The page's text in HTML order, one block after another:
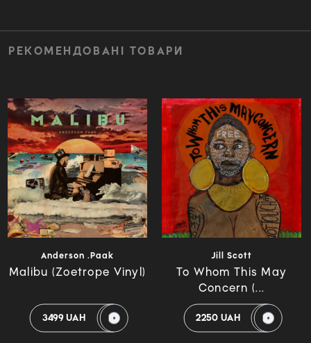
РЕКОМЕНДОВАНІ ТОВАРИ
Anderson .Paak
Malibu (Zoetrope Vinyl)
3499 UAH
Jill Scott
To Whom This May
Concern (...
2250 UAH